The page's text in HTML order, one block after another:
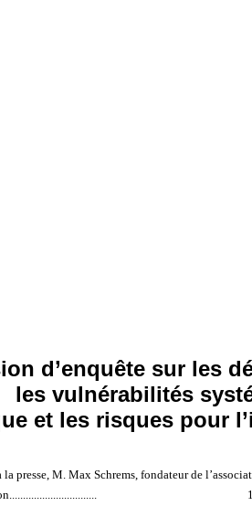
d’enquête sur les
les vulnérabilités
et les risques pour
presse, M. Max Schrems, fondateur de